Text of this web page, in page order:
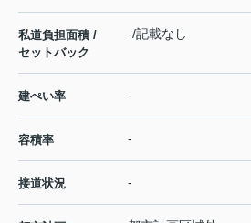
私道負担面積 /
セットバック
-/記載なし
建ぺい率 -
容積率 -
接道状況 -